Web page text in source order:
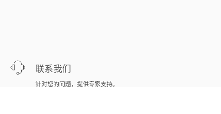
联系我们
针对您的问题，提供专家支持。